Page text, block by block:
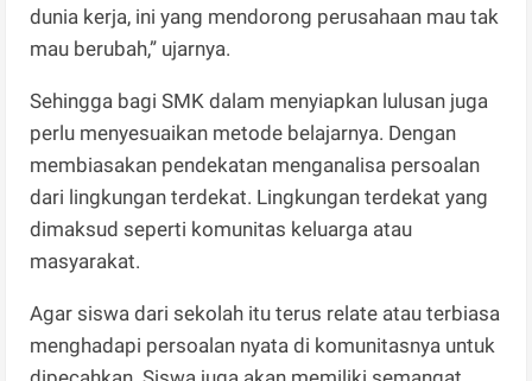
dunia kerja, ini yang mendorong perusahaan mau tak
mau berubah,” ujarnya.
Sehingga bagi SMK dalam menyiapkan lulusan juga
perlu menyesuaikan metode belajarnya. Dengan
membiasakan pendekatan menganalisa persoalan
dari lingkungan terdekat. Lingkungan terdekat yang
dimaksud seperti komunitas keluarga atau
masyarakat.
Agar siswa dari sekolah itu terus relate atau terbiasa
menghadapi persoalan nyata di komunitasnya untuk